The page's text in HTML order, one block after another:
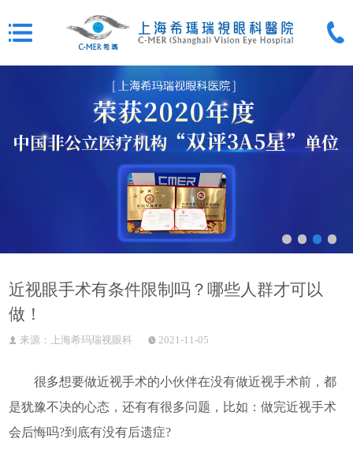
近视眼手术有条件限制吗？哪些人群才可以
做！
来源：上海希玛瑞视眼科 2021-11-05
很多想要做近视手术的小伙伴在没有做近视手术前，都
是犹豫不决的心态，还有有很多问题，比如：做完近视手术
会后悔吗?到底有没有后遗症?